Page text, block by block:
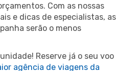
Com as nossas
e dicas de especialistas, as
serão o menos
Reserve já o seu voo
agência de viagens da